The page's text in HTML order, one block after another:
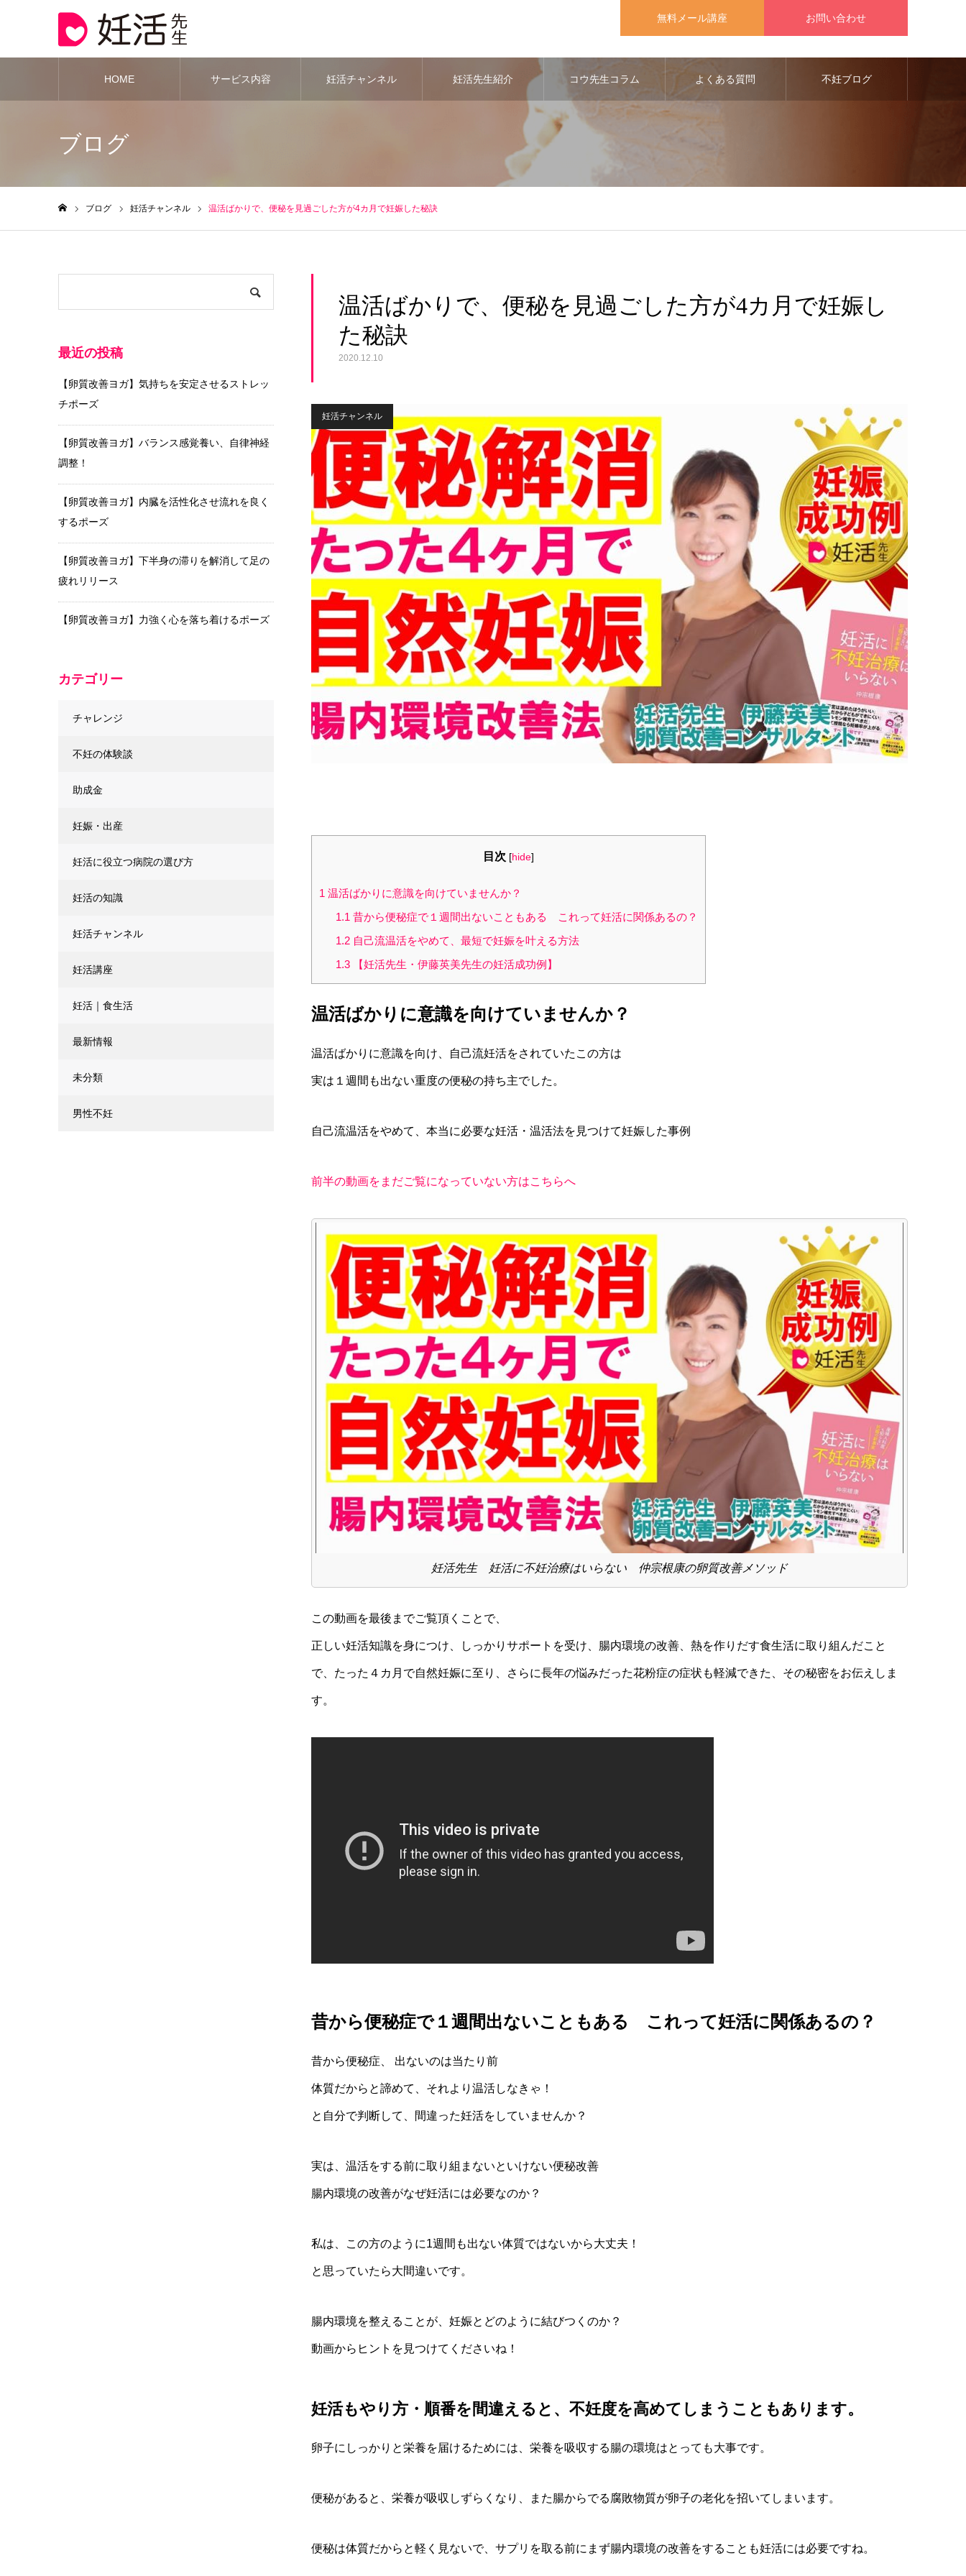
無料メール講座 お問い合わせ
HOME サービス内容 妊活チャンネル 妊活先生紹介 コウ先生コラム よくある質問 不妊ブログ
ブログ
ブログ 妊活チャンネル 温活ばかりで、便秘を見過ごした方が4カ月で妊娠した秘訣
温活ばかりで、便秘を見過ごした方が4カ月で妊娠し
た秘訣
2020.12.10
妊活チャンネル
目次 [hide]
1 温活ばかりに意識を向けていませんか？
1.1 昔から便秘症で１週間出ないこともある これって妊活に関係あるの？
1.2自己流温活をやめて、最短で妊娠を叶える方法
1.3【妊活先生・伊藤英美先生の妊活成功例】
温活ばかりに意識を向けていませんか？
温活ばかりに意識を向け、自己流妊活をされていたこの方は
実は１週間も出ない重度の便秘の持ち主でした。
自己流温活をやめて、本当に必要な妊活・温活法を見つけて妊娠した事例
前半の動画をまだご覧になっていない方はこちらへ
妊活先生 妊活に不妊治療はいらない 仲宗根康の卵質改善メソッド
この動画を最後までご覧頂くことで、
正しい妊活知識を身につけ、しっかりサポートを受け、腸内環境の改善、熱を作りだす食生活に取り組んだこと
で、たった４カ月で自然妊娠に至り、さらに長年の悩みだった花粉症の症状も軽減できた、その秘密をお伝えしま
す。
昔から便秘症で１週間出ないこともある これって妊活に関係あるの？
昔から便秘症、 出ないのは当たり前
体質だからと諦めて、それより温活しなきゃ！
と自分で判断して、間違った妊活をしていませんか？
実は、温活をする前に取り組まないといけない便秘改善
腸内環境の改善がなぜ妊活には必要なのか？
私は、この方のように1週間も出ない体質ではないから大丈夫！
と思っていたら大間違いです。
腸内環境を整えることが、妊娠とどのように結びつくのか？
動画からヒントを見つけてくださいね！
妊活もやり方・順番を間違えると、不妊度を高めてしまうこともあります。
卵子にしっかりと栄養を届けるためには、栄養を吸収する腸の環境はとっても大事です。
便秘があると、栄養が吸収しずらくなり、また腸からでる腐敗物質が卵子の老化を招いてしまいます。
便秘は体質だからと軽く見ないで、サプリを取る前にまず腸内環境の改善をすることも妊活には必要ですね。
最近の投稿
【卵質改善ヨガ】気持ちを安定させるストレッ
チポーズ
【卵質改善ヨガ】バランス感覚養い、自律神経
調整！
【卵質改善ヨガ】内臓を活性化させ流れを良く
するポーズ
【卵質改善ヨガ】下半身の滞りを解消して足の
疲れリリース
【卵質改善ヨガ】力強く心を落ち着けるポーズ
カテゴリー
チャレンジ
不妊の体験談
助成金
妊娠・出産
妊活に役立つ病院の選び方
妊活の知識
妊活チャンネル
妊活講座
妊活｜食生活
最新情報
未分類
男性不妊